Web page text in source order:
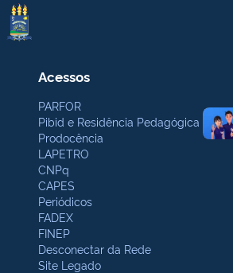
Acessos
PARFOR
Pibid e Residência Pedagógica
Prodocência
LAPETRO
CNPq
CAPES
Periódicos
FADEX
FINEP
Desconectar da Rede
Site Legado